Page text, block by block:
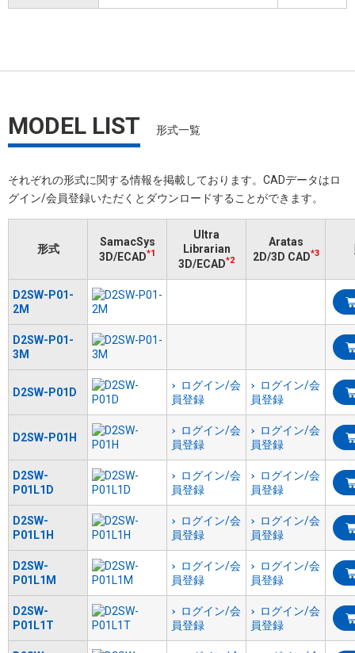
MODEL LIST 形式一覧
それぞれの形式に関する情報を掲載しております。​CADデータはロ
グイン/会員登録いただくと​ダウンロードすることができます。
形式
SamacSys
3D/ECAD*1
Ultra
Librarian
3D/ECAD*2
Aratas
2D/3D CAD*3
D2SW-P01-
2M
D2SW-P01-
3M
D2SW-P01D
ログイン/会
員登録
ログイン/会
員登録
D2SW-P01H
ログイン/会
員登録
ログイン/会
員登録
D2SW-
P01L1D
ログイン/会
員登録
ログイン/会
員登録
D2SW-
P01L1H
ログイン/会
員登録
ログイン/会
員登録
D2SW-
P01L1M
ログイン/会
員登録
ログイン/会
員登録
D2SW-
P01L1T
ログイン/会
員登録
ログイン/会
員登録